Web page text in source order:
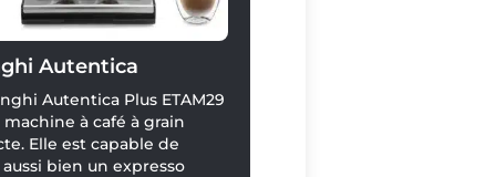
Autentica
Autentica Plus ETAM29
à café à grain
Elle est capable de
bien un expresso